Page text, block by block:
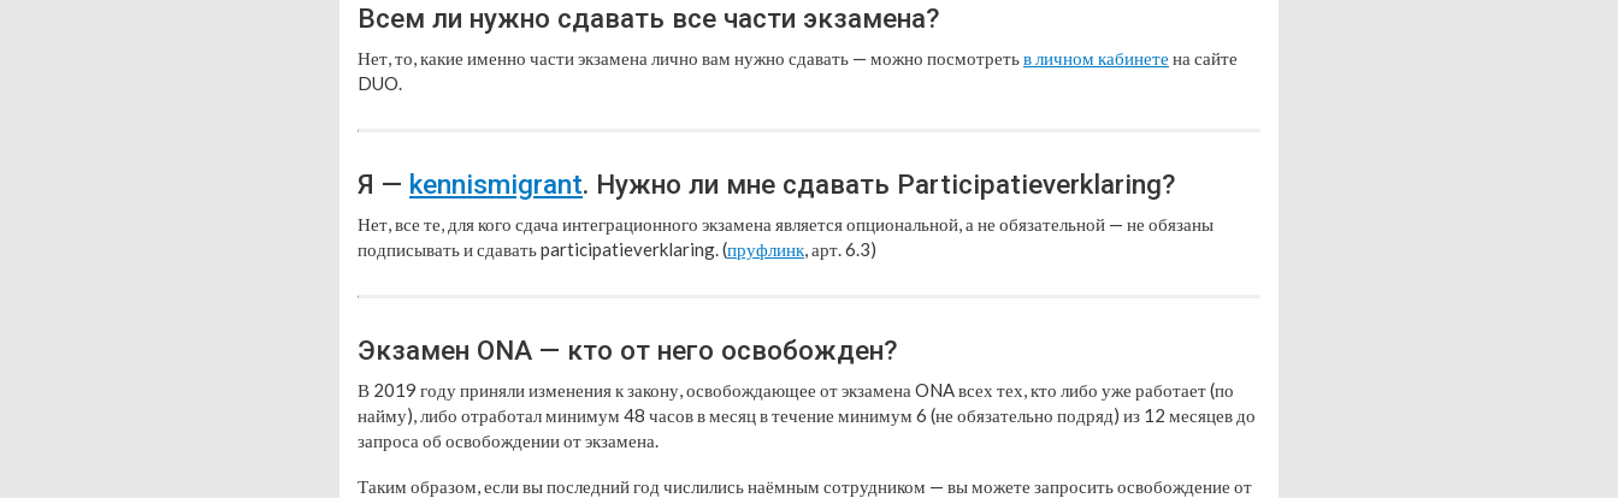
Всем ли нужно сдавать все части экзамена?
Нет, то, какие именно части экзамена лично вам нужно сдавать — можно посмотретьв личном кабинете на сайте
DUO.
Я — kennismigrant. Нужно ли мне сдавать Participatieverklaring?
Нет, все те, для кого сдача интеграционного экзамена является опциональной, а не обязательной — не обязаны
подписывать и сдавать participatieverklaring. (пруфлинк, арт. 6.3)
Экзамен ONA — кто от него освобожден?
В 2019 году приняли изменения к закону, освобождающее от экзамена ONA всех тех, кто либо уже работает (по
найму), либо отработал минимум 48 часов в месяц в течение минимум 6 (не обязательно подряд) из 12 месяцев до
запроса об освобождении от экзамена.
Таким образом, если вы последний год числились наёмным сотрудником — вы можете запросить освобождение от